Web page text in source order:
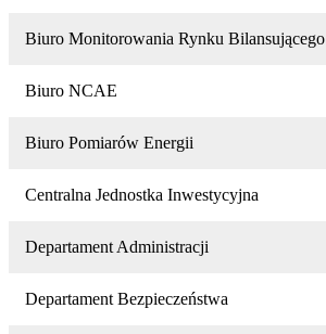
Biuro Monitorowania Rynku Bilansującego
Biuro NCAE
Biuro Pomiarów Energii
Centralna Jednostka Inwestycyjna
Departament Administracji
Departament Bezpieczeństwa